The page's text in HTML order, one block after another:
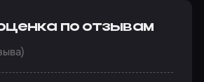
по отзывам